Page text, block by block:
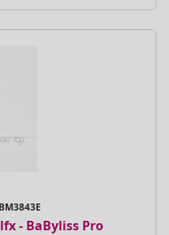
- BaByliss Pro